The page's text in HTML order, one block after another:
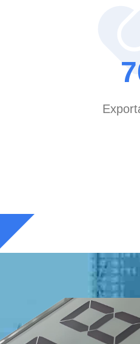
desplegados en:→
Electrónica Educativa→